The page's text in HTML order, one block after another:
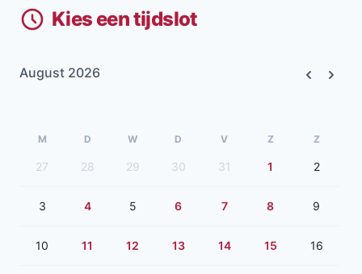
Kies een tijdslot
August 2026
M D W D V Z Z
27 28 29 30 31 1 2
3 4 5 6 7 8 9
10 11 12 13 14 15 16